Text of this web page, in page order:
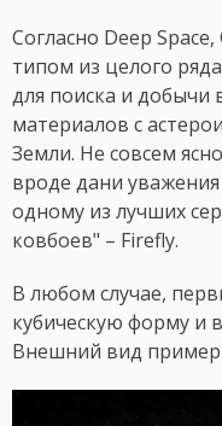
Согласно Deep
типом из целого
для поиска и
материалов с
Земли. Не совсем
вроде дани
одному из лучших
ковбоев" – Firefly.
В любом случае,
кубическую форму и
Внешний вид